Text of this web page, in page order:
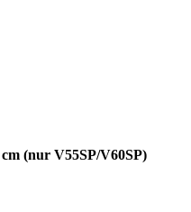
(nur V55SP/V60SP)